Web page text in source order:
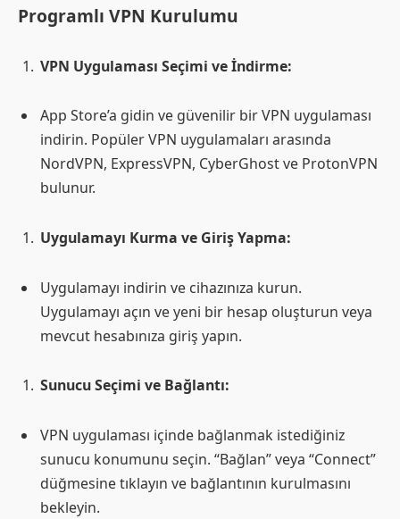
Programlı VPN Kurulumu
VPN Uygulaması Seçimi ve İndirme:
App Store’a gidin ve güvenilir bir VPN uygulaması
indirin. Popüler VPN uygulamaları arasında
NordVPN, ExpressVPN, CyberGhost ve ProtonVPN
bulunur.
Uygulamayı Kurma ve Giriş Yapma:
Uygulamayı indirin ve cihazınıza kurun.
Uygulamayı açın ve yeni bir hesap oluşturun veya
mevcut hesabınıza giriş yapın.
Sunucu Seçimi ve Bağlantı:
VPN uygulaması içinde bağlanmak istediğiniz
sunucu konumunu seçin. “Bağlan” veya “Connect”
düğmesine tıklayın ve bağlantının kurulmasını
bekleyin.